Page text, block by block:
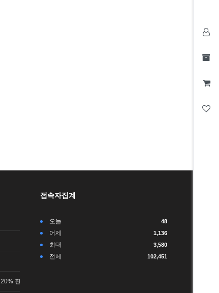
진행
접속자집계
오늘 48
어제 1,136
최대 3,580
전체 102,451